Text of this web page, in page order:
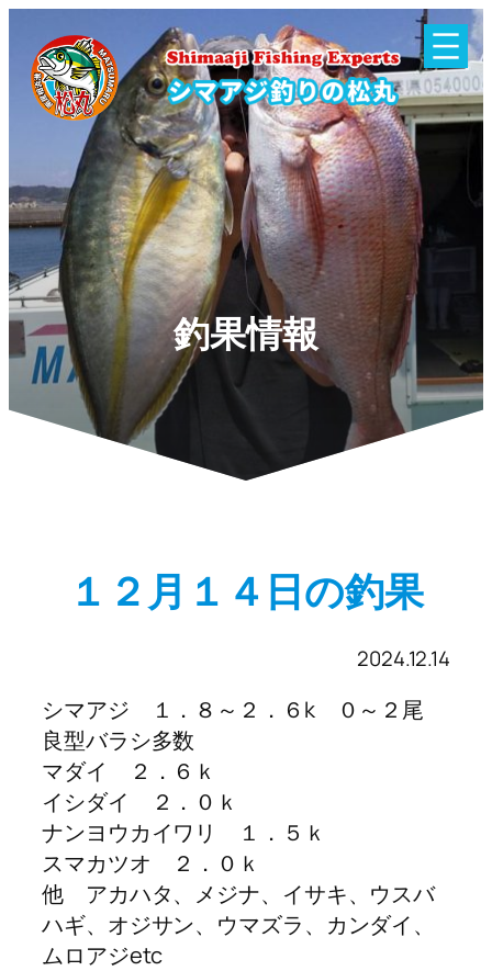
釣果情報
１２月１４日の釣果
2024.12.14
シマアジ １．８～２．６k ０～２尾
良型バラシ多数
マダイ ２．６ｋ
イシダイ ２．０ｋ
ナンヨウカイワリ １．５ｋ
スマカツオ ２．０ｋ
他 アカハタ、メジナ、イサキ、ウスバ
ハギ、オジサン、ウマズラ、カンダイ、
ムロアジetc